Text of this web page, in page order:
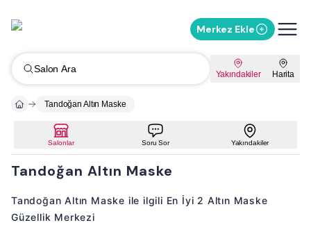
Merkez Ekle
Salon Ara Yakındakiler Harita
Tandoğan Altın Maske
Salonlar Soru Sor Yakındakiler
Tandoğan Altın Maske
Tandoğan Altın Maske ile ilgili En İyi 2 Altın Maske
Güzellik Merkezi